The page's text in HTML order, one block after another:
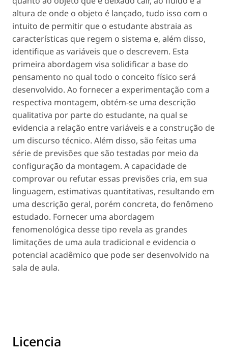
altura de onde o objeto é lançado, tudo isso com o
intuito de permitir que o estudante abstraia as
características que regem o sistema e, além disso,
identifique as variáveis que o descrevem. Esta
primeira abordagem visa solidificar a base do
pensamento no qual todo o conceito físico será
desenvolvido. Ao fornecer a experimentação com a
respectiva montagem, obtém-se uma descrição
qualitativa por parte do estudante, na qual se
evidencia a relação entre variáveis e a construção de
um discurso técnico. Além disso, são feitas uma
série de previsões que são testadas por meio da
configuração da montagem. A capacidade de
comprovar ou refutar essas previsões cria, em sua
linguagem, estimativas quantitativas, resultando em
uma descrição geral, porém concreta, do fenômeno
estudado. Fornecer uma abordagem
fenomenológica desse tipo revela as grandes
limitações de uma aula tradicional e evidencia o
potencial acadêmico que pode ser desenvolvido na
sala de aula.
Licencia